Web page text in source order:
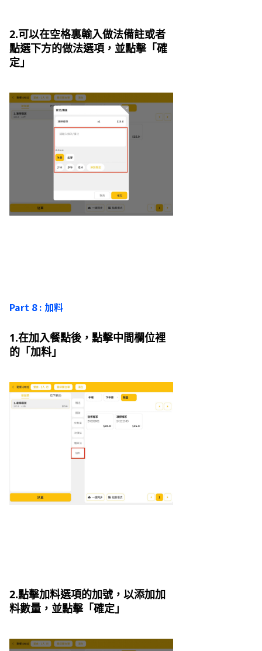
2.可以在空格裏輸入做法備註或者
點選下方的做法選項，並點擊「確
定」
Part 8 : 加料
1.在加入餐點後，點擊中間欄位裡
的「加料」
2.點擊加料選項的加號，以添加加
料數量，並點擊「確定」